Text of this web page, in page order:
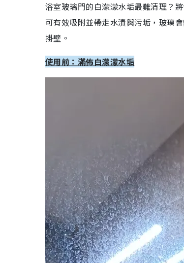
浴室玻璃門的白濛濛水垢最難清理？
可有效吸附並帶走水漬與污垢，玻璃
掛壁。
使用前：滿佈白濛濛水垢